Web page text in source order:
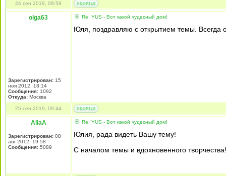
24 сен 2019, 09:59
olga63
Зарегистрирован: 15
ноя 2012, 18:14
Сообщения: 1092
Откуда: Москва
Re: YUS - Вот какой чудесный дом!
Юля, поздравляю с открытием темы. Всегда
25 сен 2019, 09:44
AllaA
Зарегистрирован: 08
авг 2012, 19:58
Сообщения: 5089
Re: YUS - Вот какой чудесный дом!
Юлия, рада видеть Вашу тему!
С началом темы и вдохновенного